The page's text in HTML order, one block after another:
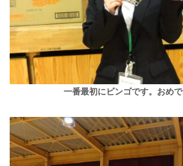
一番最初にビンゴです。おめで